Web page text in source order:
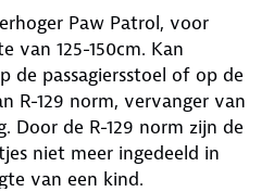
Paw Patrol, voor
van 125-150cm. Kan
de passagiersstoel of op de
R-129 norm, vervanger van
Door de R-129 norm zijn de
niet meer ingedeeld in
van een kind.